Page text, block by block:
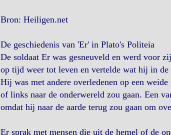
Bron: Heiligen.net
De geschiedenis van 'Er' in Plato's Politeia
De soldaat Er was gesneuveld en werd voor
op tijd weer tot leven en vertelde wat hij in de
Hij was met andere overledenen op een
of links naar de onderwereld zou gaan. Een
omdat hij naar de aarde terug zou gaan om
Er sprak met mensen die uit de hemel of de